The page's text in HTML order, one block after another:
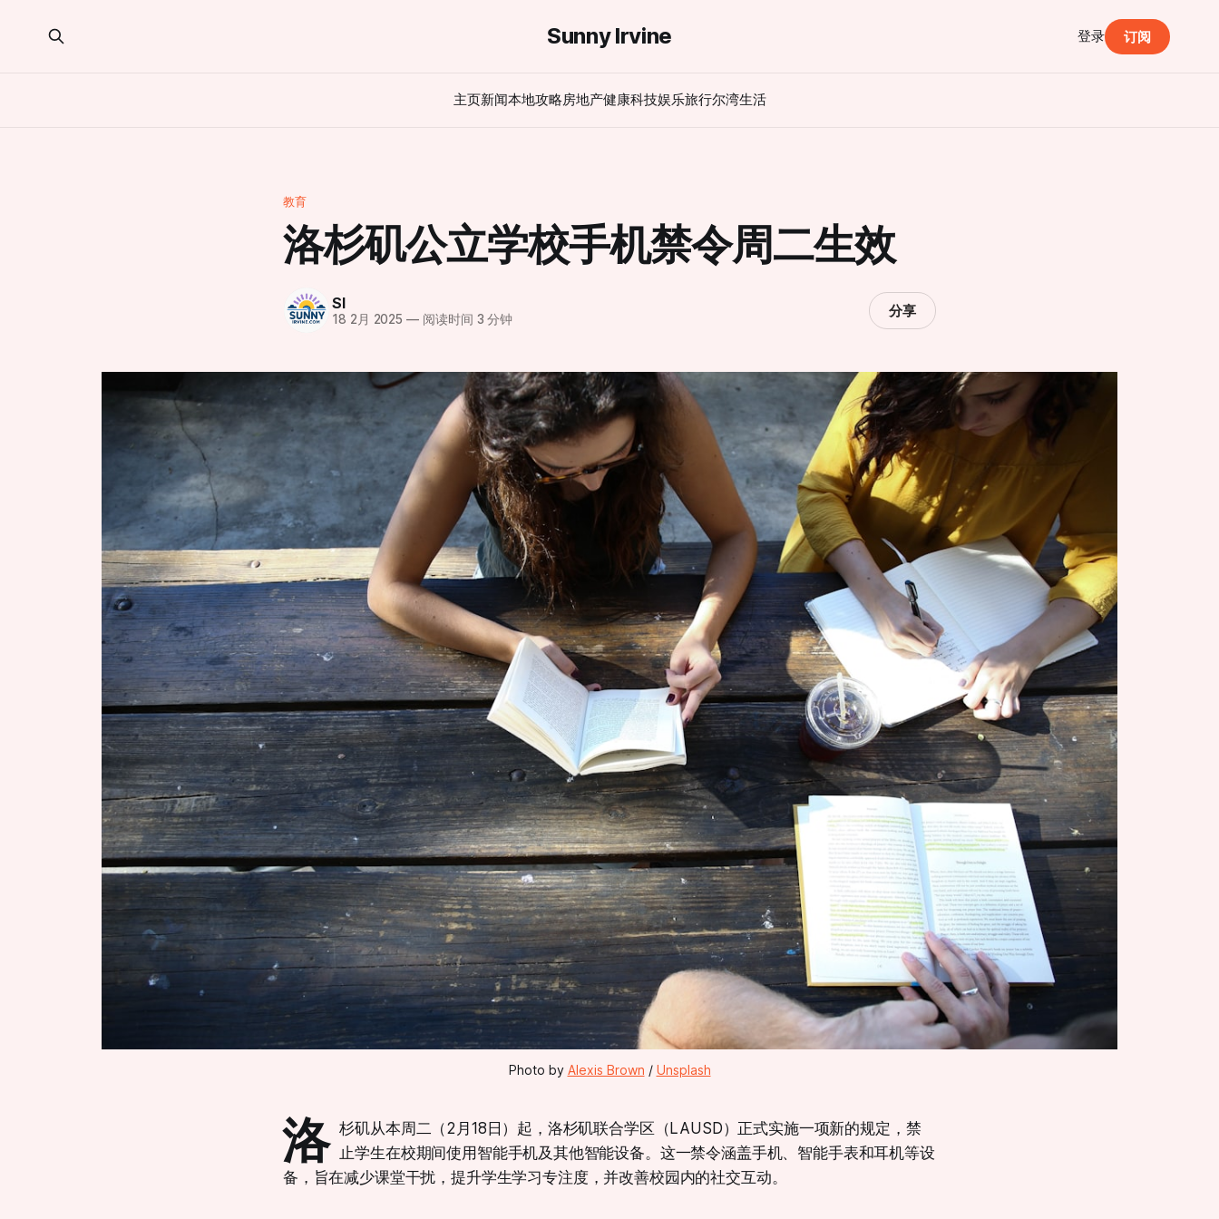
Sunny Irvine
主页新闻本地攻略房地产健康科技娱乐旅行尔湾生活
登录 订阅
教育
洛杉矶公立学校手机禁令周二生效
SI
18 2月 2025 — 阅读时间 3 分钟 分享
Photo by Alexis Brown / Unsplash
洛 杉矶从本周二（2月18日）起，洛杉矶联合学区（LAUSD）正式实施一项新的规定，禁
止学生在校期间使用智能手机及其他智能设备。这一禁令涵盖手机、智能手表和耳机等设
备，旨在减少课堂干扰，提升学生学习专注度，并改善校园内的社交互动。